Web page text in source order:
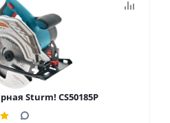
Sturm! CS50185P